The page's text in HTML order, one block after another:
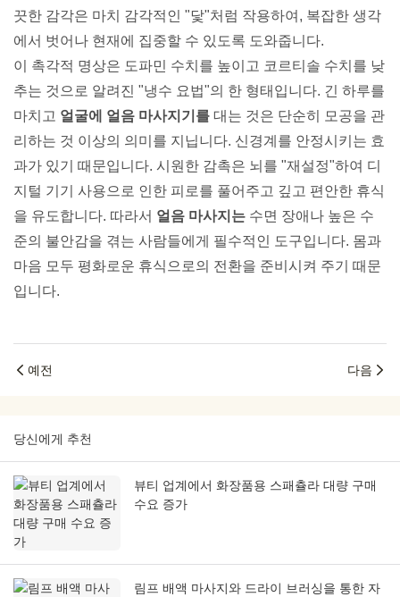
끗한 감각은 마치 감각적인 "닻"처럼 작용하여, 복잡한 생각
에서 벗어나 현재에 집중할 수 있도록 도와줍니다.
이 촉각적 명상은 도파민 수치를 높이고 코르티솔 수치를 낮
추는 것으로 알려진 "냉수 요법"의 한 형태입니다. 긴 하루를
마치고 얼굴에 얼음 마사지기를 대는 것은 단순히 모공을 관
리하는 것 이상의 의미를 지닙니다. 신경계를 안정시키는 효
과가 있기 때문입니다. 시원한 감촉은 뇌를 "재설정"하여 디
지털 기기 사용으로 인한 피로를 풀어주고 깊고 편안한 휴식
을 유도합니다. 따라서 얼음 마사지는 수면 장애나 높은 수
준의 불안감을 겪는 사람들에게 필수적인 도구입니다. 몸과
마음 모두 평화로운 휴식으로의 전환을 준비시켜 주기 때문
입니다.
예전 다음
당신에게 추천
뷰티 업계에서 화장품용 스패츌라 대량 구매
수요 증가
림프 배액 마사지와 드라이 브러싱을 통한 자